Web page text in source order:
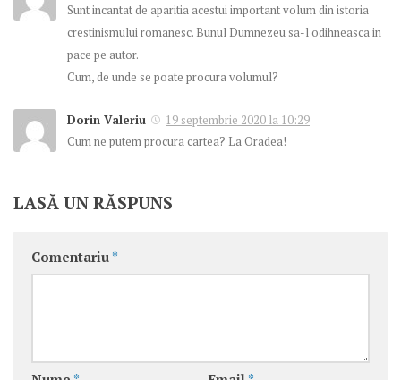
Sunt incantat de aparitia acestui important volum din istoria
crestinismului romanesc. Bunul Dumnezeu sa-l odihneasca in
pace pe autor.
Cum, de unde se poate procura volumul?
Dorin Valeriu
19 septembrie 2020 la 10:29
Cum ne putem procura cartea? La Oradea!
LASĂ UN RĂSPUNS
Comentariu *